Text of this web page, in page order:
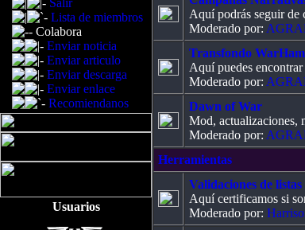
Salir
Lista de miembros
Colabora
Enviar noticia
Enviar articulo
Enviar descarga
Enviar enlace
Recomiendanos
Usuarios
Aquí podrás seguir de
Moderado por:
Transfondo
Aquí puedes
Moderado por:
Dawn of War
Mod, actualizaciones,
Moderado por:
Herramientas
Validaciones de
Aquí certificamos si
Moderado por: